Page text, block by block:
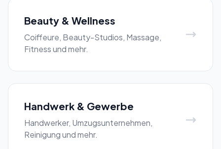
Beauty & Wellness
Coiffeure, Beauty-Studios, Massage,
Fitness und mehr.
Handwerk & Gewerbe
Handwerker, Umzugsunternehmen,
Reinigung und mehr.